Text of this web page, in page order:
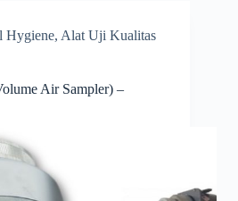
Hygiene, Alat Uji Kualitas
Air Sampler) –